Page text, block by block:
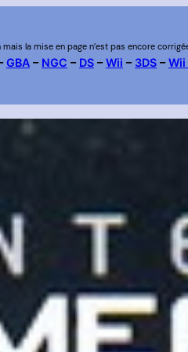
la mise en page n’est pas encore
GBA– NGC – DS–Wii – 3DS–Wii